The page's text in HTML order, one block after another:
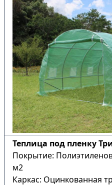
Теплица под пленку
Покрытие:
м2
Каркас: Оцинкованная